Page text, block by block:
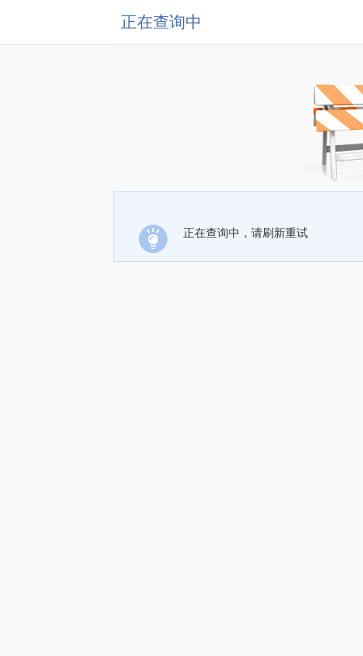
正在查询中
正在查询中，请刷新重试